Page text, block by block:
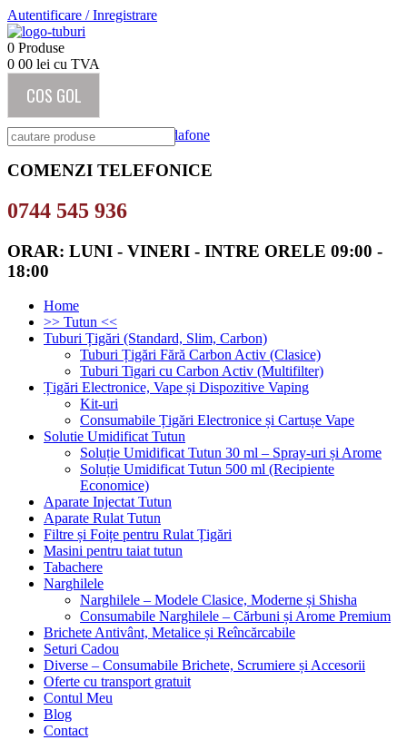
Autentificare /Inregistrare
0 Produse
0 00 lei cu TVA
COS GOL
COMENZI TELEFONICE
0744 545 936
ORAR: LUNI - VINERI - INTRE ORELE 09:00 -
18:00
Home
>> Tutun <<
Tuburi Țigări (Standard, Slim, Carbon)
Tuburi Țigări Fără Carbon Activ (Clasice)
Tuburi Tigari cu Carbon Activ (Multifilter)
Țigări Electronice, Vape și Dispozitive Vaping
Kit-uri
Consumabile Țigări Electronice și Cartușe Vape
Solutie Umidificat Tutun
Soluție Umidificat Tutun 30 ml – Spray-uri și Arome
Soluție Umidificat Tutun 500 ml (Recipiente
Economice)
Aparate Injectat Tutun
Aparate Rulat Tutun
Filtre și Foițe pentru Rulat Țigări
Masini pentru taiat tutun
Tabachere
Narghilele
Narghilele – Modele Clasice, Moderne și Shisha
Consumabile Narghilele – Cărbuni și Arome Premium
Brichete Antivânt, Metalice și Reîncărcabile
Seturi Cadou
Diverse – Consumabile Brichete, Scrumiere și Accesorii
Oferte cu transport gratuit
Contul Meu
Blog
Contact